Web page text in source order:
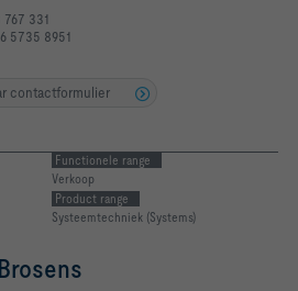
767 331
5735 8951
contactformulier
Functionele range
Verkoop
Product range
Systeemtechniek (Systems)